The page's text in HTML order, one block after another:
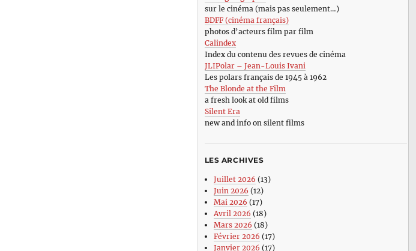
sur le cinéma (mais pas seulement…)
BDFF (cinéma français)
photos d’acteurs film par film
Calindex
Index du contenu des revues de cinéma
JLIPolar – Jean-Louis Ivani
Les polars français de 1945 à 1962
The Blonde at the Film
a fresh look at old films
Silent Era
new and info on silent films
LES ARCHIVES
Juillet 2026 (13)
Juin 2026 (12)
Mai 2026 (17)
Avril 2026 (18)
Mars 2026 (18)
Février 2026 (17)
Janvier 2026 (17)